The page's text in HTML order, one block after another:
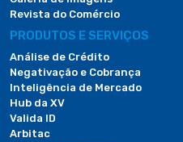
Revista do Comércio
PRODUTOS E SERVIÇOS
Análise de Crédito
Negativação e Cobrança
Inteligência de Mercado
Hub da XV
Valida ID
Arbitac